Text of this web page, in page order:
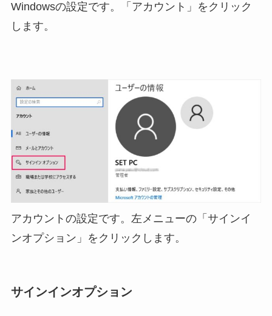
Windowsの設定です。「アカウント」をクリック
します。
アカウントの設定です。左メニューの「サインイ
ンオプション」をクリックします。
サインインオプション